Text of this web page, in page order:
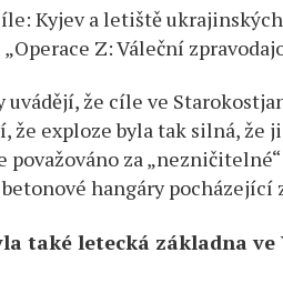
Kyjev a letiště
Z: Váleční
že cíle ve
že exploze byla tak silná, že
za
hangáry pocházející
také letecká základna ve